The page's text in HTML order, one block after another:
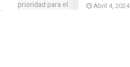
Abril 4, 2024